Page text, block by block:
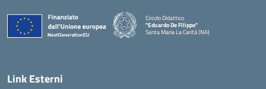
Circolo Didattico
"Eduardo De Filippo"
Santa Maria La Carità (NA)
Link Esterni